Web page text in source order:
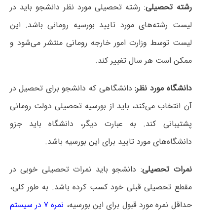
رشته تحصیلی: رشته تحصیلی مورد نظر دانشجو باید در
لیست رشته‌های مورد تایید بورسیه رومانی باشد. این
لیست توسط وزارت امور خارجه رومانی منتشر می‌شود و
ممکن است هر سال تغییر کند.
دانشگاه مورد نظر:دانشگاهی که دانشجو برای تحصیل در
آن انتخاب می‌کند، باید از بورسیه تحصیلی دولت رومانی
پشتیبانی کند. به عبارت دیگر، دانشگاه باید جزو
دانشگاه‌های مورد تایید برای این بورسیه باشد.
نمرات تحصیلی: دانشجو باید نمرات تحصیلی خوبی در
مقطع تحصیلی قبلی خود کسب کرده باشد. به طور کلی،
حداقل نمره مورد قبول برای این بورسیه،
نمره ۷ در سیستم